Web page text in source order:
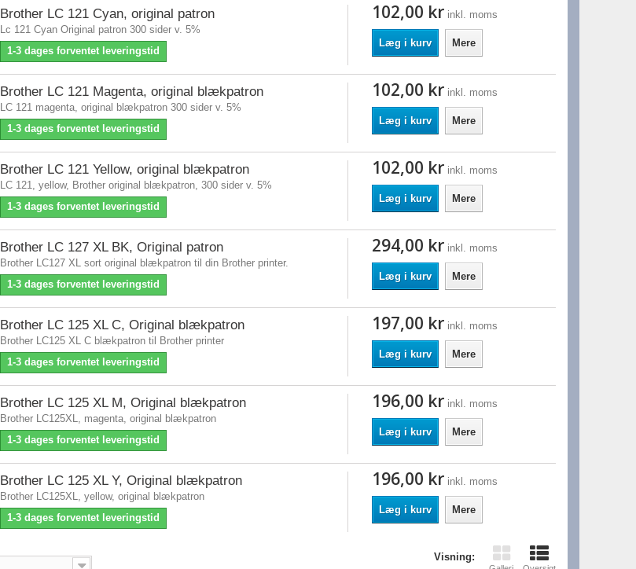
Brother LC 121 Cyan, original patron
Lc 121 Cyan Original patron 300 sider v. 5%
1-3 dages forventet leveringstid
102,00 kr inkl. moms
Læg i kurv Mere
Brother LC 121 Magenta, original blækpatron
LC 121 magenta, original blækpatron 300 sider v. 5%
1-3 dages forventet leveringstid
102,00 kr inkl. moms
Læg i kurv Mere
Brother LC 121 Yellow, original blækpatron
LC 121, yellow, Brother original blækpatron, 300 sider v. 5%
1-3 dages forventet leveringstid
102,00 kr inkl. moms
Læg i kurv Mere
Brother LC 127 XL BK, Original patron
Brother LC127 XL sort original blækpatron til din Brother printer.
1-3 dages forventet leveringstid
294,00 kr inkl. moms
Læg i kurv Mere
Brother LC 125 XL C, Original blækpatron
Brother LC125 XL C blækpatron til Brother printer
1-3 dages forventet leveringstid
197,00 kr inkl. moms
Læg i kurv Mere
Brother LC 125 XL M, Original blækpatron
Brother LC125XL, magenta, original blækpatron
1-3 dages forventet leveringstid
196,00 kr inkl. moms
Læg i kurv Mere
Brother LC 125 XL Y, Original blækpatron
Brother LC125XL, yellow, original blækpatron
1-3 dages forventet leveringstid
196,00 kr inkl. moms
Læg i kurv Mere
Visning: